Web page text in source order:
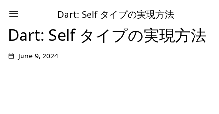
Dart: Self タイプの実現方法
Dart: Self タイプの実現方法
June 9, 2024